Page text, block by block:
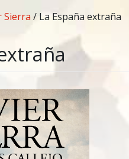
Sierra / La España extraña